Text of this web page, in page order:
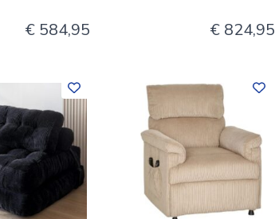
€ 584,95 € 824,95